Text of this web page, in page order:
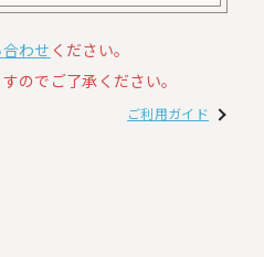
わせ ください。
のでご了承ください。
ご利用ガイド